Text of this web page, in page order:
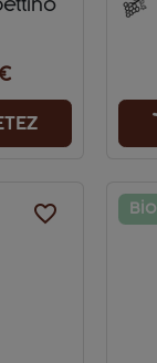
favorite_border Bio